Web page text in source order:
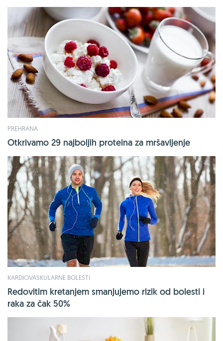
PREHRANA
Otkrivamo 29 najboljih proteina za mršavljenje
KARDIOVASKULARNE BOLESTI
Redovitim kretanjem smanjujemo rizik od bolesti i
raka za čak 50%